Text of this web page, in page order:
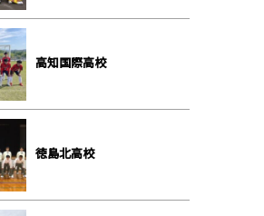
高知国際高校
徳島北高校